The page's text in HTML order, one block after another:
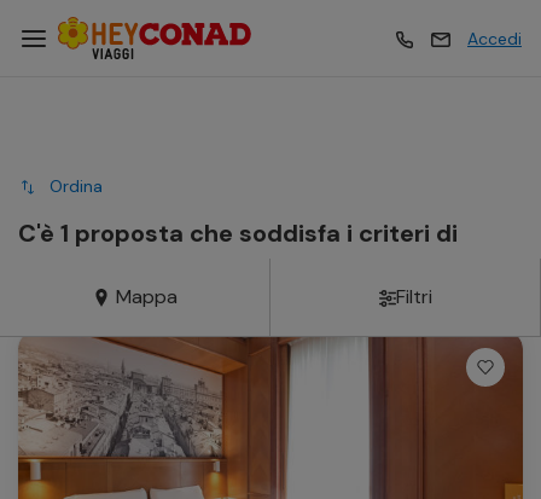
Esperienze
Hotel
Crociere
Traghetti
Accedi
Esperienze
Crociere
Traghetti
Mappa Filtri
Ordina
C'è 1 proposta che soddisfa i criteri di